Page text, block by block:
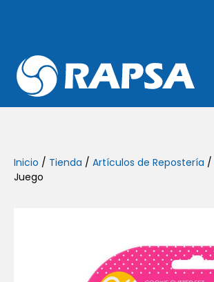
Inicio / Tienda / Artículos de Repostería /
Juego